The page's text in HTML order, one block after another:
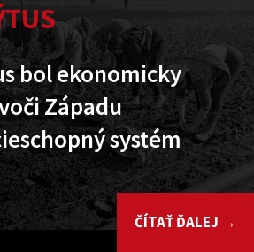
bol ekonomicky
Západu
systém
ČÍTAŤ ĎALEJ →